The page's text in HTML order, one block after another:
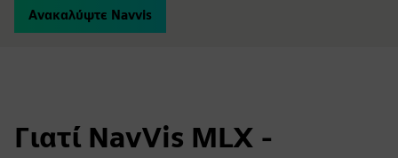
Ανακαλύψτε Navvis
Γιατί NavVis MLX -